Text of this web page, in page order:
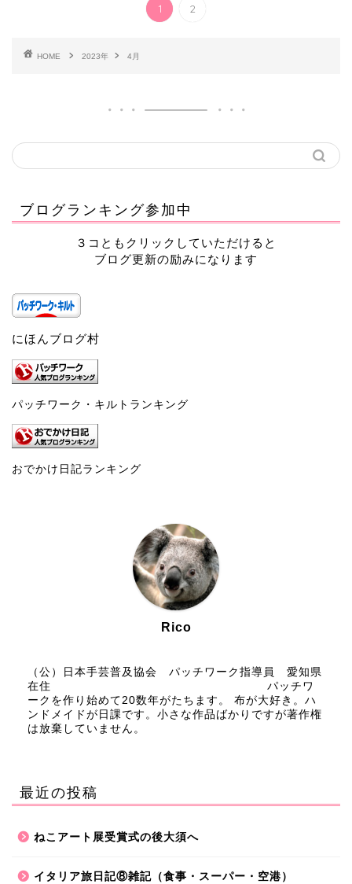
1 2
HOME 2023年 4月
ブログランキング参加中
３コともクリックしていただけると
ブログ更新の励みになります
にほんブログ村
パッチワーク・キルトランキング
おでかけ日記ランキング
Rico
（公）日本手芸普及協会 パッチワーク指導員 愛知県
在住 パッチワ
ークを作り始めて20数年がたちます。 布が大好き。ハ
ンドメイドが日課です。小さな作品ばかりですが著作権
は放棄していません。
最近の投稿
ねこアート展受賞式の後大須へ
イタリア旅日記⑧雑記（食事・スーパー・空港）